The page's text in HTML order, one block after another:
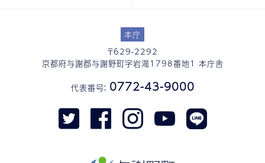
本庁
〒629-2292
京都府与謝郡与謝野町字岩滝1798番地1 本庁舎
代表番号： 0772-43-9000